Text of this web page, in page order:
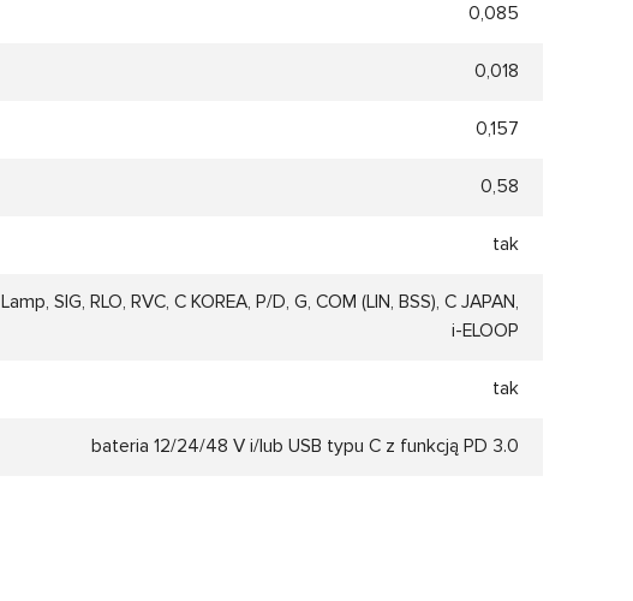
0,085
0,018
0,157
0,58
tak
Lamp, SIG, RLO, RVC, C KOREA, P/D, G, COM (LIN, BSS), C JAPAN,
і-ELOOP
tak
bateria 12/24/48 V i/lub USB typu C z funkcją PD 3.0